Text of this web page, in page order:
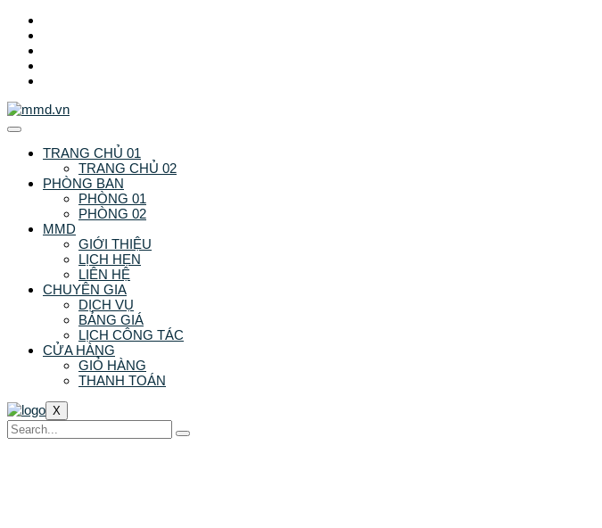
TRANG CHỦ 01
TRANG CHỦ 02
PHÒNG BAN
PHÒNG 01
PHÒNG 02
MMD
GIỚI THIỆU
LỊCH HẸN
LIÊN HỆ
CHUYÊN GIA
DỊCH VỤ
BẢNG GIÁ
LỊCH CÔNG TÁC
CỬA HÀNG
GIỎ HÀNG
THANH TOÁN
X